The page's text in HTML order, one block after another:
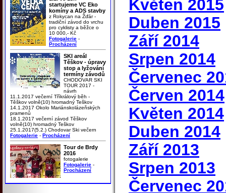
startujeme VC Eko
komíny a ADS stavby
z Rokycan na Žďár -
tradiční závod do vrchu
pro cyklisty a běžce o
10 000,- Kč
Fotogalerie -
Procházení
SKI areál
Těškov - úpravy
stop a lyžování
termíny závodů
CHODOVAR SKI
TOUR 2017 -
návrh
11.1.2017 večerní Tříkrálový běh -
Těškov volně(10) hromadný Teškov
14.1.2017 Okolo Mariánskolázeňských
pramenů
18.1.2017 večerní závod Těškov
volně(10) hromadný Teškov
25.1.2017(5.2.) Chodovar Ski večern
Fotogalerie - Procházení
Tour de Brdy
2016
fotogalerie
Fotogalerie -
Procházení
Květen 2015
Duben 2015
Září 2014
Srpen 2014
Červenec
Červen 2014
Květen 2014
Duben 2014
Září 2013
Srpen 2013
Červenec